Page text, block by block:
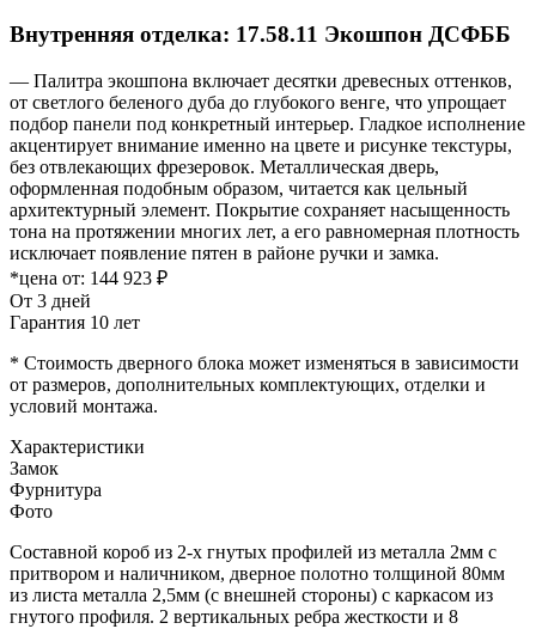
Внутренняя отделка: 17.58.11 Экошпон ДСФББ
— Палитра экошпона включает десятки древесных оттенков,
от светлого беленого дуба до глубокого венге, что упрощает
подбор панели под конкретный интерьер. Гладкое исполнение
акцентирует внимание именно на цвете и рисунке текстуры,
без отвлекающих фрезеровок. Металлическая дверь,
оформленная подобным образом, читается как цельный
архитектурный элемент. Покрытие сохраняет насыщенность
тона на протяжении многих лет, а его равномерная плотность
исключает появление пятен в районе ручки и замка.
*цена от: 144 923 ₽
От 3 дней
Гарантия 10 лет
* Стоимость дверного блока может изменяться в зависимости
от размеров, дополнительных комплектующих, отделки и
условий монтажа.
Характеристики
Замок
Фурнитура
Фото
Составной короб из 2-х гнутых профилей из металла 2мм с
притвором и наличником, дверное полотно толщиной 80мм
из листа металла 2,5мм (с внешней стороны) c каркасом из
гнутого профиля. 2 вертикальных ребра жесткости и 8